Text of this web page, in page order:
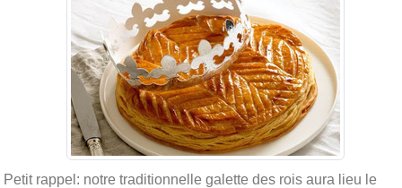
Petit rappel: notre traditionnelle galette des rois aura lieu le